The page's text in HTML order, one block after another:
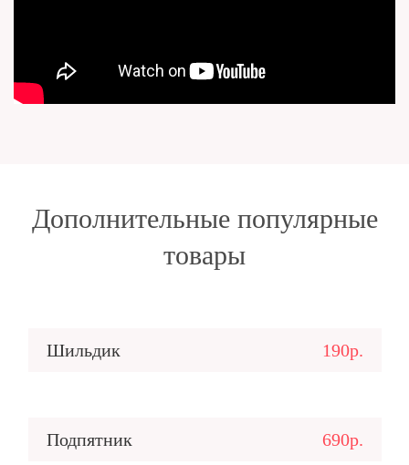
Дополнительные популярные
товары
Шильдик 190р.
Подпятник 690р.